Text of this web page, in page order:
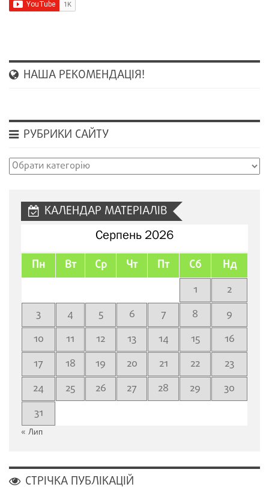
НАША РЕКОМЕНДАЦІЯ!
РУБРИКИ САЙТУ
Рубрики
КАЛЕНДАР МАТЕРІАЛІВ
Серпень 2026
Пн Вт Ср Чт Пт Сб Нд
1
2
3
4 5 6 7 8
9
10
11 12 13 14 15
16
17
18 19 20 21 22
23
24
25 26 27 28 29
30
31
« Лип
СТРІЧКА ПУБЛІКАЦІЙ